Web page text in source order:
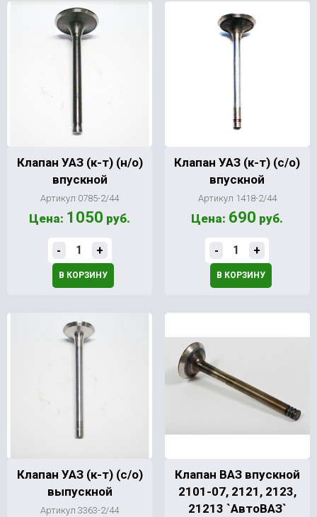
Клапан УАЗ (к-т) (н/о)
впускной
Артикул 0785-2/44
Цена: 1050 руб.
- +
В КОРЗИНУ
Клапан УАЗ (к-т) (с/о)
впускной
Артикул 1418-2/44
Цена: 690 руб.
- +
В КОРЗИНУ
Клапан УАЗ (к-т) (с/о)
выпускной
Артикул 3363-2/44
Клапан ВАЗ впускной
2101-07, 2121, 2123,
21213 `АвтоВАЗ`